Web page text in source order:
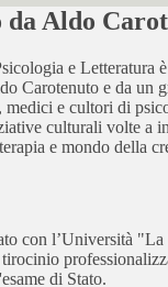
da Aldo
e Letteratura
Carotenuto e da un
medici e cultori di
culturali volte a
e mondo della
con l’Università
di Stato.